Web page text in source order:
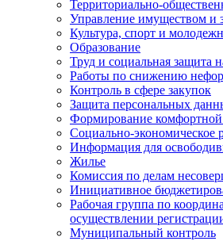
Территориально-
Управление имуществом и
Культура, спорт и
Образование
Труд и социальная защита
Работы по снижению
Контроль в сфере закупок
Защита персональных
Формирование комфортной
Социально-экономическое
Информация для
Жилье
Комиссия по делам
Инициативное
Рабочая группа по
осуществлении
Муниципальный контроль